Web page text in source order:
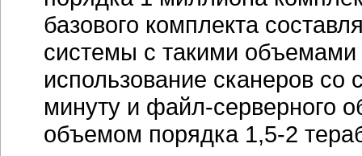
базового комплекта
системы с такими объемами
использование сканеров со
минуту и файл-серверного
объемом порядка 1,5-2